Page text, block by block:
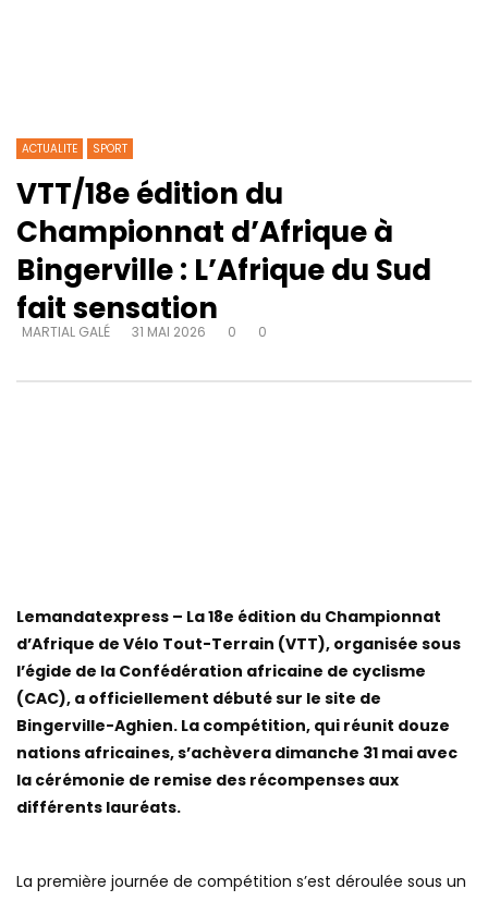
ACTUALITE SPORT
VTT/18e édition du
Championnat d’Afrique à
Bingerville : L’Afrique du Sud
fait sensation
MARTIAL GALÉ 31 MAI 2026 0 0
Lemandatexpress – La 18e édition du Championnat
d’Afrique de Vélo Tout-Terrain (VTT), organisée sous
l’égide de la Confédération africaine de cyclisme
(CAC), a officiellement débuté sur le site de
Bingerville-Aghien. La compétition, qui réunit douze
nations africaines, s’achèvera dimanche 31 mai avec
la cérémonie de remise des récompenses aux
différents lauréats.
La première journée de compétition s’est déroulée sous un